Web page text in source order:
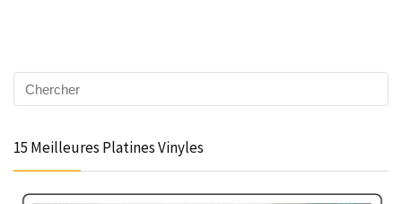
15 Meilleures Platines Vinyles